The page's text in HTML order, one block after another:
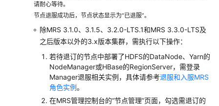
MRS
请耐心等待。
节点退服成功后，节点状态显示为“已退服”。
除MRS 3.1.0、3.1.5、3.2.0-LTS.1和MRS 3.3.0-LTS及
之后版本以外的3.x版本集群，需执行以下操作：
若待退订的节点中部署了HDFS的DataNode、Yarn的
NodeManager或HBase的RegionServer，需登录
Manager退服相关实例，具体请参考退服和入服MRS
角色实例。
在MRS管理控制台的“节点管理”页面，勾选需退订的